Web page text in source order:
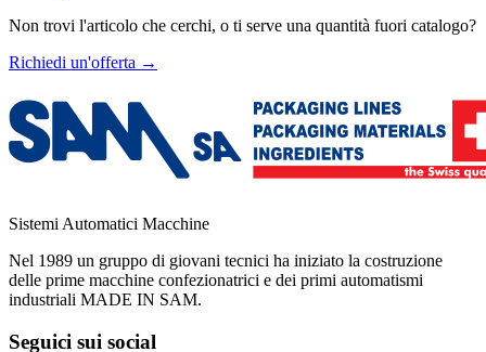
Non trovi l'articolo che cerchi, o ti serve una quantità fuori catalogo?
Richiedi un'offerta →
Sistemi Automatici Macchine
Nel 1989 un gruppo di giovani tecnici ha iniziato la costruzione
delle prime macchine confezionatrici e dei primi automatismi
industriali MADE IN SAM.
Seguici sui social